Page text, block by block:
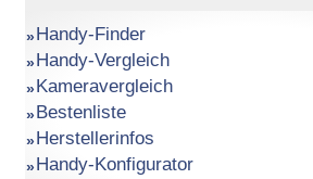
Handy-Finder
Handy-Vergleich
Kameravergleich
Bestenliste
Herstellerinfos
Handy-Konfigurator